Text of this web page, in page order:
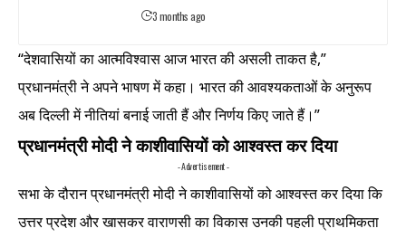
3 months ago
“देशवासियों का आत्मविश्वास आज भारत की असली ताकत है,”
प्रधानमंत्री ने अपने भाषण में कहा। भारत की आवश्यकताओं के अनुरूप
अब दिल्ली में नीतियां बनाई जाती हैं और निर्णय किए जाते हैं।”
प्रधानमंत्री मोदी ने काशीवासियों को आश्वस्त कर दिया
- Advertisement -
सभा के दौरान प्रधानमंत्री मोदी ने काशीवासियों को आश्वस्त कर दिया कि
उत्तर प्रदेश और खासकर वाराणसी का विकास उनकी पहली प्राथमिकता